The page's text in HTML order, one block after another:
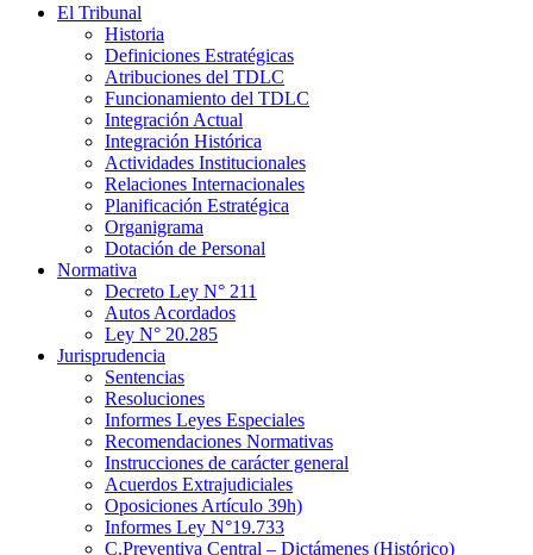
El Tribunal
Historia
Definiciones Estratégicas
Atribuciones del TDLC
Funcionamiento del TDLC
Integración Actual
Integración Histórica
Actividades Institucionales
Relaciones Internacionales
Planificación Estratégica
Organigrama
Dotación de Personal
Normativa
Decreto Ley N° 211
Autos Acordados
Ley N° 20.285
Jurisprudencia
Sentencias
Resoluciones
Informes Leyes Especiales
Recomendaciones Normativas
Instrucciones de carácter general
Acuerdos Extrajudiciales
Oposiciones Artículo 39h)
Informes Ley N°19.733
C.Preventiva Central – Dictámenes (Histórico)